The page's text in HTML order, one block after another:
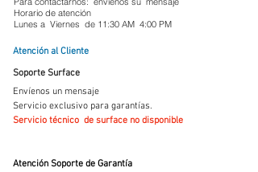
Horario de atención
Lunes a Viernes de 11:30 AM 4:00 PM
Atención al Cliente
Soporte Surface
Envíenos un mensaje
Servicio exclusivo para garantías.
Servicio técnico de surface no disponible
Atención Soporte de Garantía